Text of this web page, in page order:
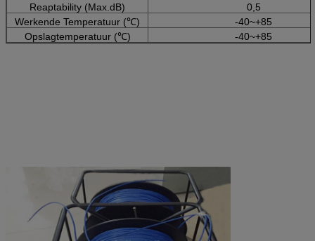
Reaptability (Max.dB)
0,5
Werkende Temperatuur (℃)
-40~+85
Opslagtemperatuur (℃)
-40~+85